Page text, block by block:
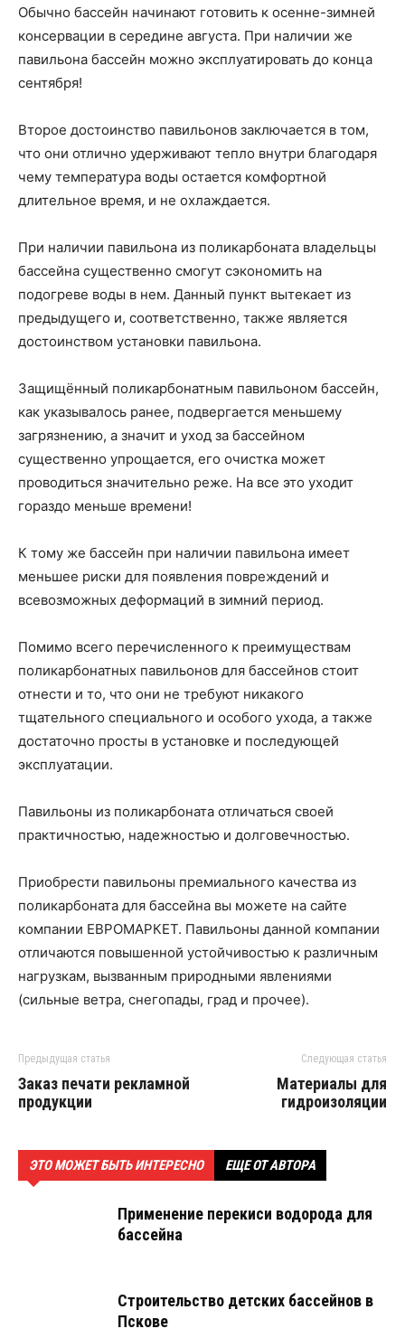
Обычно бассейн начинают готовить к осенне-зимней
консервации в середине августа. При наличии же
павильона бассейн можно эксплуатировать до конца
сентября!
Второе достоинство павильонов заключается в том,
что они отлично удерживают тепло внутри благодаря
чему температура воды остается комфортной
длительное время, и не охлаждается.
При наличии павильона из поликарбоната владельцы
бассейна существенно смогут сэкономить на
подогреве воды в нем. Данный пункт вытекает из
предыдущего и, соответственно, также является
достоинством установки павильона.
Защищённый поликарбонатным павильоном бассейн,
как указывалось ранее, подвергается меньшему
загрязнению, а значит и уход за бассейном
существенно упрощается, его очистка может
проводиться значительно реже. На все это уходит
гораздо меньше времени!
К тому же бассейн при наличии павильона имеет
меньшее риски для появления повреждений и
всевозможных деформаций в зимний период.
Помимо всего перечисленного к преимуществам
поликарбонатных павильонов для бассейнов стоит
отнести и то, что они не требуют никакого
тщательного специального и особого ухода, а также
достаточно просты в установке и последующей
эксплуатации.
Павильоны из поликарбоната отличаться своей
практичностью, надежностью и долговечностью.
Приобрести павильоны премиального качества из
поликарбоната для бассейна вы можете на сайте
компании ЕВРОМАРКЕТ. Павильоны данной компании
отличаются повышенной устойчивостью к различным
нагрузкам, вызванным природными явлениями
(сильные ветра, снегопады, град и прочее).
Предыдущая статья
Заказ печати рекламной
продукции
Следующая статья
Материалы для
гидроизоляции
ЭТО МОЖЕТ БЫТЬ ИНТЕРЕСНО ЕЩЕ ОТ АВТОРА
Применение перекиси водорода для
бассейна
Строительство детских бассейнов в
Пскове